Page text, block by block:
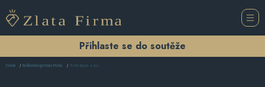
Přihlaste se do soutěže
Domů Reklamní agentura Praha Toteman s.r.o.